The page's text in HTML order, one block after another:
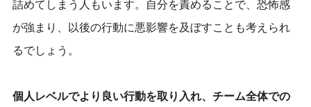
詰めてしまう人もいます。自分を責めることで、恐怖感
が強まり、以後の行動に悪影響を及ぼすことも考えられ
るでしょう。
個人レベルでより良い行動を取り入れ、チーム全体での